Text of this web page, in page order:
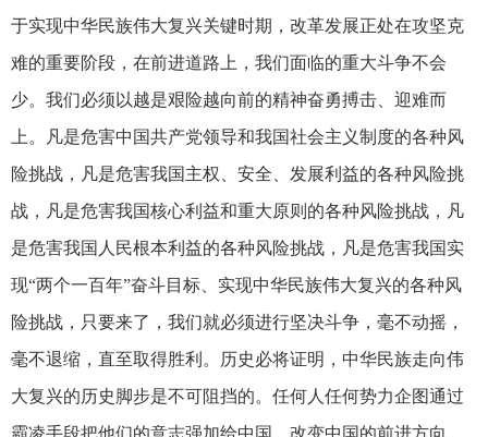
于实现中华民族伟大复兴关键时期，改革发展正处在攻坚克
难的重要阶段，在前进道路上，我们面临的重大斗争不会
少。我们必须以越是艰险越向前的精神奋勇搏击、迎难而
上。凡是危害中国共产党领导和我国社会主义制度的各种风
险挑战，凡是危害我国主权、安全、发展利益的各种风险挑
战，凡是危害我国核心利益和重大原则的各种风险挑战，凡
是危害我国人民根本利益的各种风险挑战，凡是危害我国实
现“两个一百年”奋斗目标、实现中华民族伟大复兴的各种风
险挑战，只要来了，我们就必须进行坚决斗争，毫不动摇，
毫不退缩，直至取得胜利。历史必将证明，中华民族走向伟
大复兴的历史脚步是不可阻挡的。任何人任何势力企图通过